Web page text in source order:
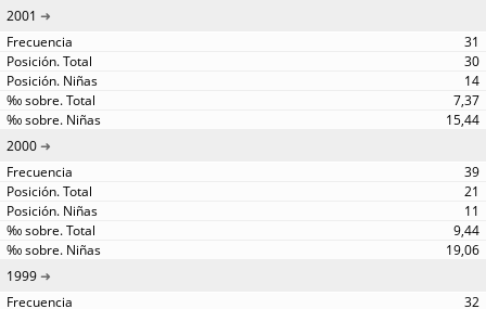
2001
31
30
14
7,37
15,44
2000
39
21
11
9,44
19,06
1999
32